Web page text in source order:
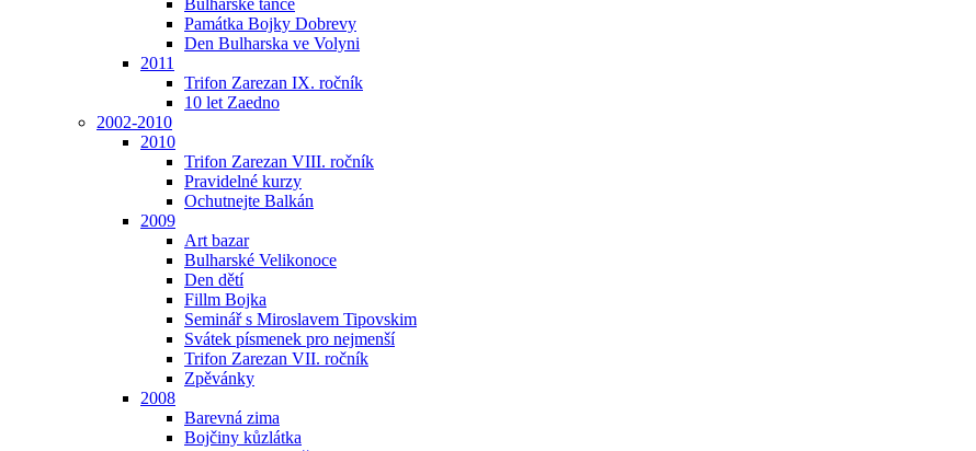
Bulharské tance
Památka Bojky Dobrevy
Den Bulharska ve Volyni
2011
Trifon Zarezan IX. ročník
10 let Zaedno
2002-2010
2010
Trifon Zarezan VIII. ročník
Pravidelné kurzy
Ochutnejte Balkán
2009
Art bazar
Bulharské Velikonoce
Den dětí
Fillm Bojka
Seminář s Miroslavem Tipovskim
Svátek písmenek pro nejmenší
Trifon Zarezan VII. ročník
Zpěvánky
2008
Barevná zima
Bojčiny kůzlátka